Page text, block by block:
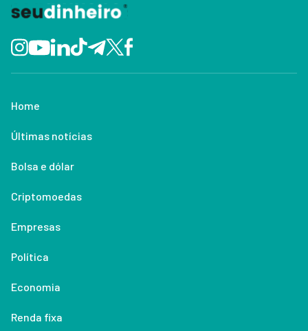
Home
Últimas notícias
Bolsa e dólar
Criptomoedas
Empresas
Política
Economia
Renda fixa